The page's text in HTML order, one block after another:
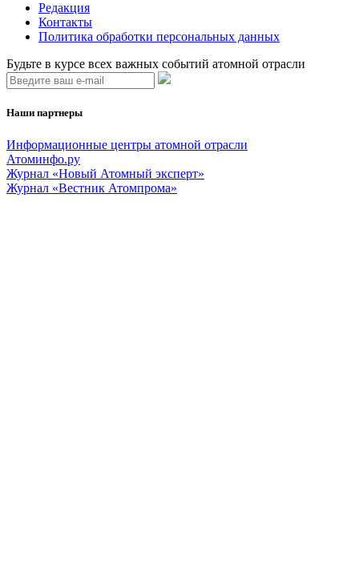
Редакция
Контакты
Политика обработки персональных данных
Будьте в курсе всех важных событий атомной отрасли
Наши партнеры
Информационные центры атомной отрасли
Атоминфо.ру
Журнал «Новый Атомный эксперт»
Журнал «Вестник Атомпрома»